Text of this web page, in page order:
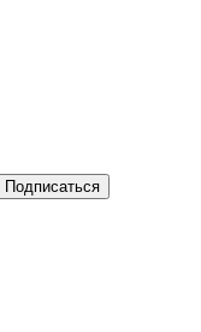
Подписаться